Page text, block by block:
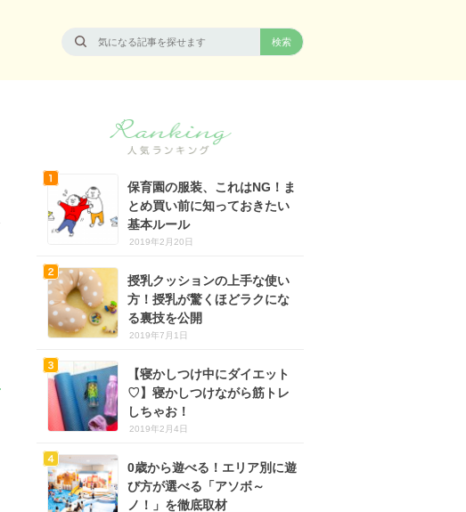
保育園の服装、これはNG！ま
とめ買い前に知っておきたい
基本ルール
2019年2月20日
授乳クッションの上手な使い
方！授乳が驚くほどラクにな
る裏技を公開
2019年7月1日
【寝かしつけ中にダイエット
♡】寝かしつけながら筋トレ
しちゃお！
2019年2月4日
0歳から遊べる！エリア別に遊
び方が選べる「アソボ～
ノ！」を徹底取材